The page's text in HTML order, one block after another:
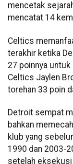
mencetak
mencatat 14
Celtics
terakhir ketika
27 poinnya
Celtics Jaylen
torehan 33 poin
Detroit sempat
bahkan
klub yang
1990 dan 2003-
setelah eksekusi